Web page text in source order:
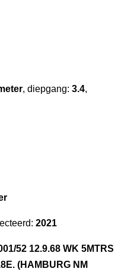
, diepgang: 3.4,
2021
52 12.9.68 WK 5MTRS
(HAMBURG NM